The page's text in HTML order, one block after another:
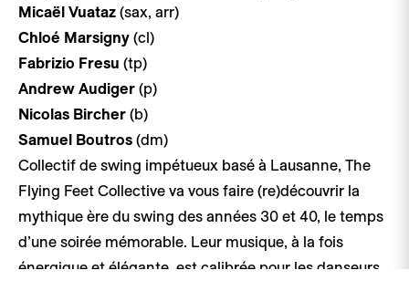
Micaël Vuataz(sax, arr)
Chloé Marsigny(cl)
Fabrizio Fresu (tp)
Andrew Audiger(p)
Nicolas Bircher(b)
Samuel Boutros(dm)
Collectif de swing impétueux basé à Lausanne, The
Flying Feet Collective va vous faire (re)découvrir la
mythique ère du swing des années 30 et 40, le temps
d’une soirée mémorable. Leur musique, à la fois
énergique et élégante, est calibrée pour les danseurs